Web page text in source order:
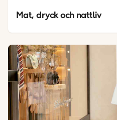
Mat, dryck och nattliv